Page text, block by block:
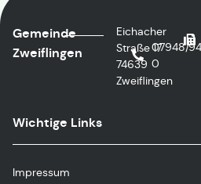
Gemeinde
Zweiflingen
Eichacher
Straße 17
74639
Zweiflingen
07948/
0
Wichtige Links
Impressum